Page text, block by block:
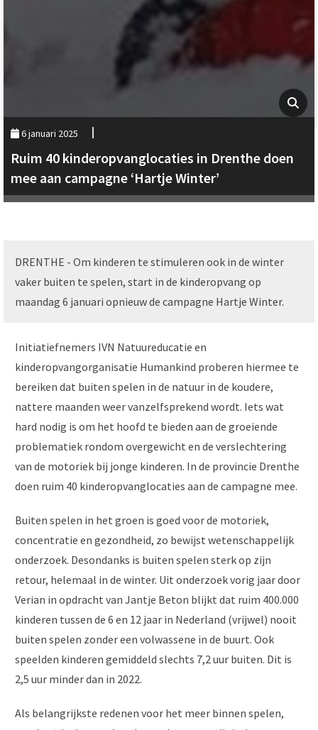
6 januari 2025
Ruim 40 kinderopvanglocaties in Drenthe doen
mee aan campagne ‘Hartje Winter’
DRENTHE - Om kinderen te stimuleren ook in de winter
vaker buiten te spelen, start in de kinderopvang op
maandag 6 januari opnieuw de campagne Hartje Winter.
Initiatiefnemers IVN Natuureducatie en
kinderopvangorganisatie Humankind proberen hiermee te
bereiken dat buiten spelen in de natuur in de koudere,
nattere maanden weer vanzelfsprekend wordt. Iets wat
hard nodig is om het hoofd te bieden aan de groeiende
problematiek rondom overgewicht en de verslechtering
van de motoriek bij jonge kinderen. In de provincie Drenthe
doen ruim 40 kinderopvanglocaties aan de campagne mee.
Buiten spelen in het groen is goed voor de motoriek,
concentratie en gezondheid, zo bewijst wetenschappelijk
onderzoek. Desondanks is buiten spelen sterk op zijn
retour, helemaal in de winter. Uit onderzoek vorig jaar door
Verian in opdracht van Jantje Beton blijkt dat ruim 400.000
kinderen tussen de 6 en 12 jaar in Nederland (vrijwel) nooit
buiten spelen zonder een volwassene in de buurt. Ook
speelden kinderen gemiddeld slechts 7,2 uur buiten. Dit is
2,5 uur minder dan in 2022.
Als belangrijkste redenen voor het meer binnen spelen,